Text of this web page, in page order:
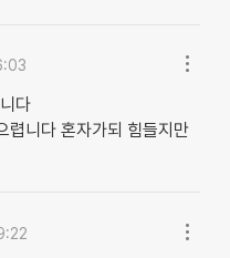
다
렵니다 혼자가되 힘들지만